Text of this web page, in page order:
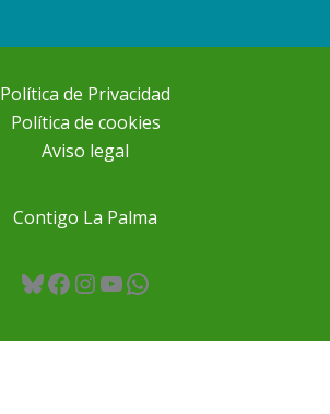
Política de Privacidad
Política de cookies
Aviso legal
Contigo La Palma
Bluesky
Facebook
Instagram
YouTube
WhatsApp